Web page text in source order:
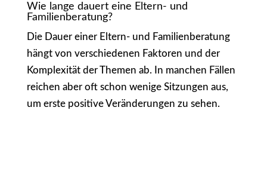
Wie lange dauert eine Eltern- und
Familienberatung?
Die Dauer einer Eltern- und Familienberatung
hängt von verschiedenen Faktoren und der
Komplexität der Themen ab. In manchen Fällen
reichen aber oft schon wenige Sitzungen aus,
um erste positive Veränderungen zu sehen.